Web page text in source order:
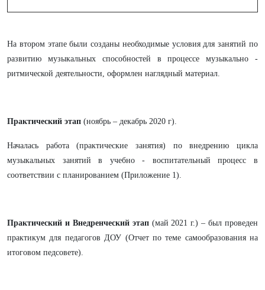
На втором этапе были созданы необходимые условия для занятий по
развитию музыкальных способностей в процессе музыкально -
ритмической деятельности, оформлен наглядный материал.
Практический этап (ноябрь – декабрь 2020 г).
Началась работа (практические занятия) по внедрению цикла
музыкальных занятий в учебно - воспитательный процесс в
соответствии с планированием (Приложение 1).
Практический и Внедренческий этап(май 2021 г.) – был проведен
практикум для педагогов ДОУ (Отчет по теме самообразования на
итоговом педсовете).